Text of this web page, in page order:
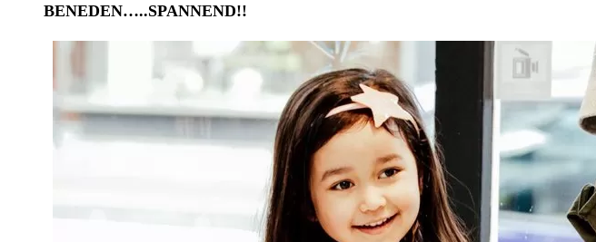
BENEDEN…..SPANNEND!!